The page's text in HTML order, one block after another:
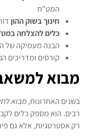
המט"ח
חינוך בשוק ההון
כלים להצלחה
הבנה מעמיקה של
קורסים ומדריכים
מבוא
בשנים האחרונות,מבוא
רבים. הוא מספק כלים
רק אסטרטגיות, אלא גם